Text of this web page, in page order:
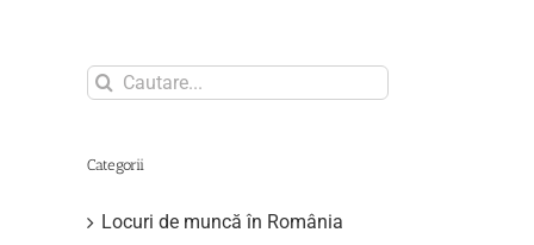
Search
for:
Categorii
Locuri de muncă în România